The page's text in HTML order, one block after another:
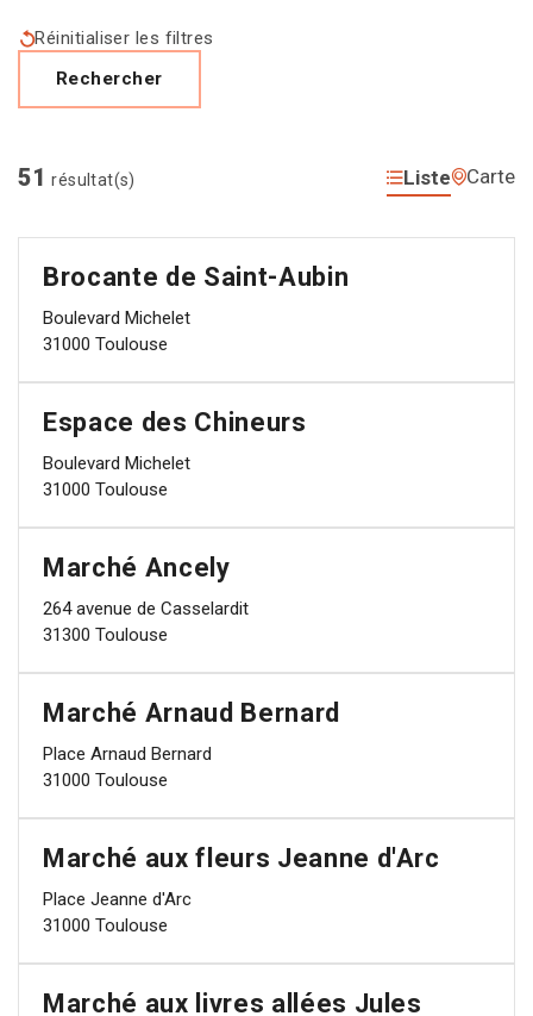
Réinitialiser les filtres
Rechercher
51 résultat(s) Liste Carte
Brocante de Saint-Aubin
Boulevard Michelet
31000 Toulouse
Espace des Chineurs
Boulevard Michelet
31000 Toulouse
Marché Ancely
264 avenue de Casselardit
31300 Toulouse
Marché Arnaud Bernard
Place Arnaud Bernard
31000 Toulouse
Marché aux fleurs Jeanne d'Arc
Place Jeanne d'Arc
31000 Toulouse
Marché aux livres allées Jules